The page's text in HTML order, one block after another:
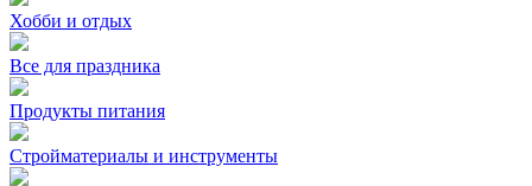
Хобби и отдых
Все для праздника
Продукты питания
Стройматериалы и инструменты